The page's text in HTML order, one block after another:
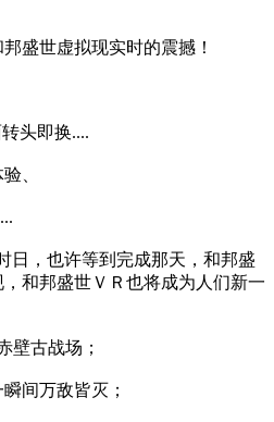
盛世虚拟现实时的震撼！
头即换....
、
日，也许等到完成那天，和邦盛
和邦盛世ＶＲ也将成为人们新一
壁古战场；
间万敌皆灭；